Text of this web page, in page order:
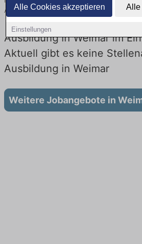
Alle Cookies akzeptieren Alle
Einstellungen
Arbeitgebern und bewerben Sie sich
Ausbildung in Weimar im
Aktuell gibt es keine
Ausbildung in Weimar
Weitere Jobangebote in